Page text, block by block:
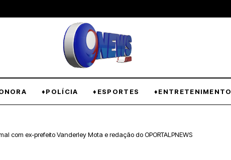
♦POLÍCIA ♦ESPORTES ♦ENTRETENIMENTO
com ex-prefeito Vanderley Mota e redação do OPORTALPNEWS